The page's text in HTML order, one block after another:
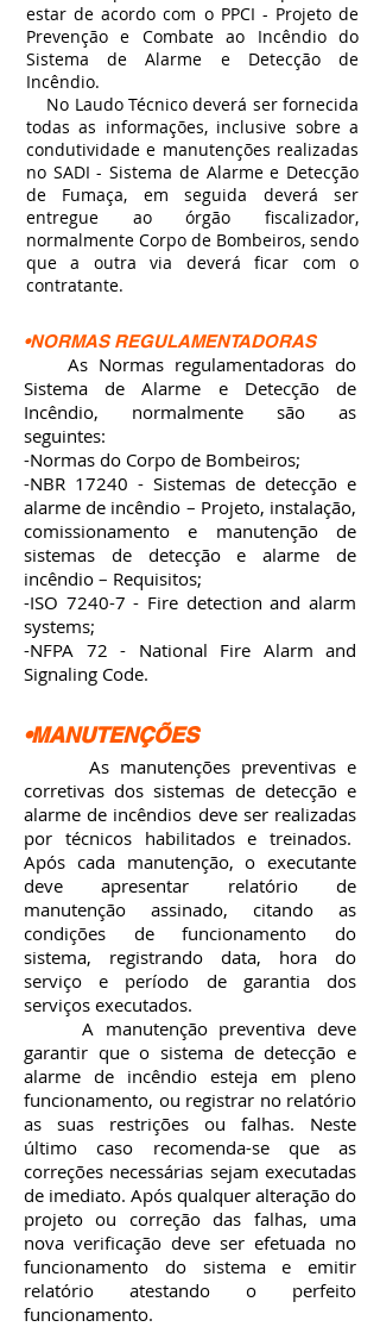
estar de acordo com o PPCI - Projeto de
Prevenção e Combate ao Incêndio do
Sistema de Alarme e Detecção de
Incêndio.
No Laudo Técnico deverá ser fornecida
todas as informações, inclusive sobre a
condutividade e manutenções realizadas
no SADI - Sistema de Alarme e Detecção
de Fumaça, em seguida deverá ser
entregue ao órgão fiscalizador,
normalmente Corpo de Bombeiros, sendo
que a outra via deverá ficar com o
contratante.
•NORMAS REGULAMENTADORAS
As Normas regulamentadoras do
Sistema de Alarme e Detecção de
Incêndio, normalmente são as
seguintes:
-Normas do Corpo de Bombeiros;
-NBR 17240 - Sistemas de detecção e
alarme de incêndio – Projeto, instalação,
comissionamento e manutenção de
sistemas de detecção e alarme de
incêndio – Requisitos;
-ISO 7240-7 - Fire detection and alarm
systems;
-NFPA 72 - National Fire Alarm and
Signaling Code.
•MANUTENÇÕES
As manutenções preventivas e
corretivas dos sistemas de detecção e
alarme de incêndios deve ser realizadas
por técnicos habilitados e treinados.
Após cada manutenção, o executante
deve apresentar relatório de
manutenção assinado, citando as
condições de funcionamento do
sistema, registrando data, hora do
serviço e período de garantia dos
serviços executados.
A manutenção preventiva deve
garantir que o sistema de detecção e
alarme de incêndio esteja em pleno
funcionamento, ou registrar no relatório
as suas restrições ou falhas. Neste
último caso recomenda-se que as
correções necessárias sejam executadas
de imediato. Após qualquer alteração do
projeto ou correção das falhas, uma
nova verificação deve ser efetuada no
funcionamento do sistema e emitir
relatório atestando o perfeito
funcionamento.